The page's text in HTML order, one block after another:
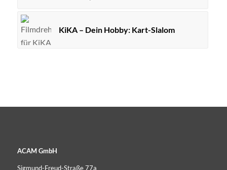
KiKA – Dein Hobby: Kart-Slalom
ACAM GmbH
Sigmund-Freud-Straße 77a